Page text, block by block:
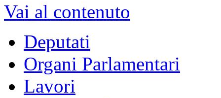
Vai al contenuto
Deputati
Organi Parlamentari
Lavori